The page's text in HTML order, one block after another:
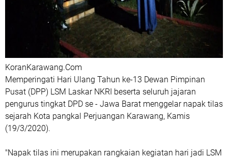
KoranKarawang.Com
Memperingati Hari Ulang Tahun ke-13 Dewan Pimpinan
Pusat (DPP) LSM Laskar NKRI beserta seluruh jajaran
pengurus tingkat DPD se - Jawa Barat menggelar napak tilas
sejarah Kota pangkal Perjuangan Karawang, Kamis
(19/3/2020).
"Napak tilas ini merupakan rangkaian kegiatan hari jadi LSM